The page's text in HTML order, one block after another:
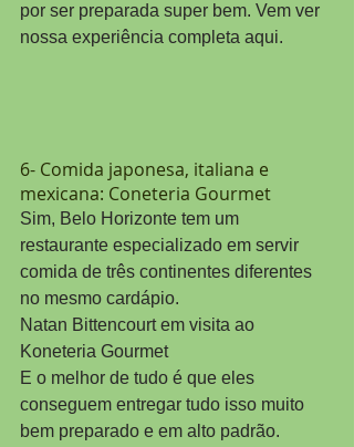
por ser preparada super bem. Vem ver
nossa experiência completa aqui.
6- Comida japonesa, italiana e
mexicana: Coneteria Gourmet
Sim, Belo Horizonte tem um
restaurante especializado em servir
comida de três continentes diferentes
no mesmo cardápio.
Natan Bittencourt em visita ao
Koneteria Gourmet
E o melhor de tudo é que eles
conseguem entregar tudo isso muito
bem preparado e em alto padrão.